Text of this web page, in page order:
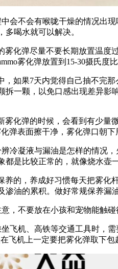
会不会有喉咙干燥的情况出
喝水就可以解决。
雾化弹尽量不要长期放置温
雾化弹放置到15-30摄氏度
，如果7天内觉得自己抽不完
一颗，以免口感出现差异
雾化弹的时候，会看到有少
弹表面擦干净，雾化弹口朝
冷凝液与漏油是怎样的情况
是比较正常的，就像烧水壶
养的，养成好习惯每天把雾
渗油的累积。做好常规保养漏
，不要放在小孩和宠物能触
飞机、高铁等交通工具时，
飞机上一定要把雾化弹取下